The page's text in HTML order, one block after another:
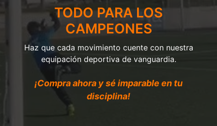
TODO PARA LOS
CAMPEONES
Haz que cada movimiento cuente con nuestra
equipación deportiva de vanguardia.
¡Compra ahora y sé imparable en tu
disciplina!